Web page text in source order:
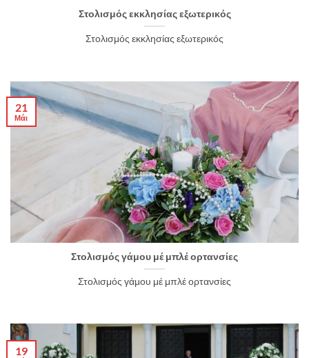
Στολισμός εκκλησίας εξωτερικός
Στολισμός εκκλησίας εξωτερικός
Στολισμός γάμου μέ μπλέ ορτανσίες
Στολισμός γάμου μέ μπλέ ορτανσίες
21
Μάι
19